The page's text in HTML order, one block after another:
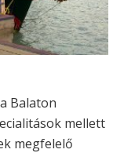
Balaton
mellett
megfelelő